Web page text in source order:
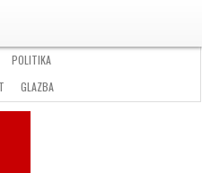
POLITIKA
GLAZBA